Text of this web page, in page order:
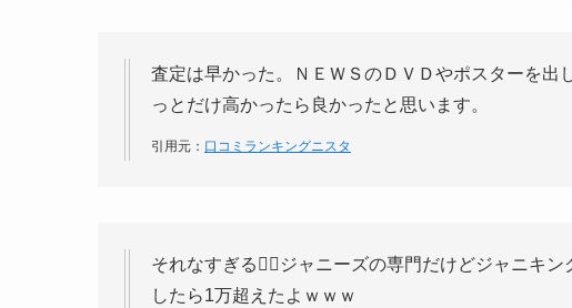
査定は早かった。ＮＥＷＳのＤＶＤやポスターを出
っとだけ高かったら良かったと思います。
引用元： 口コミランキングニスタ
それなすぎる🤦‍♀️ジャニーズの専門だけどジャニキ
したら1万超えたよｗｗｗ